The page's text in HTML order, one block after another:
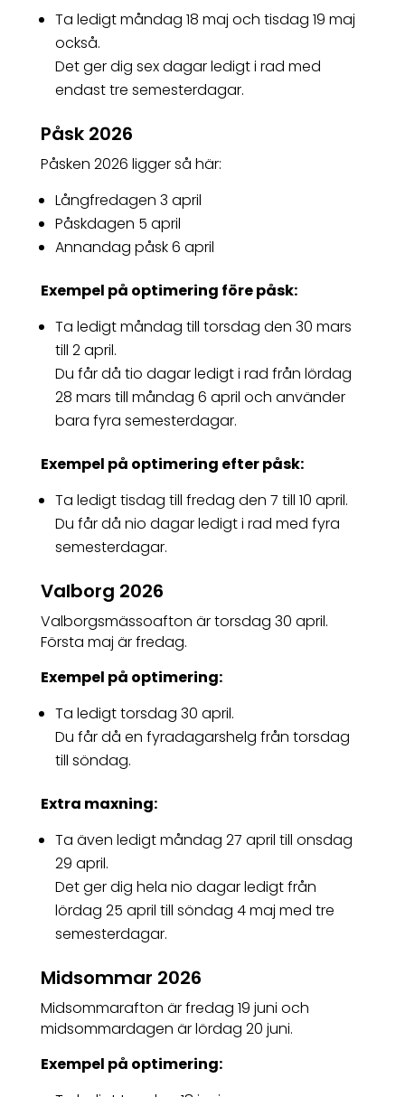
Ta ledigt måndag 18 maj och tisdag 19 maj
också.
Det ger dig sex dagar ledigt i rad med
endast tre semesterdagar.
Påsk 2026
Påsken 2026 ligger så här:
Långfredagen 3 april
Påskdagen 5 april
Annandag påsk 6 april
Exempel på optimering före påsk:
Ta ledigt måndag till torsdag den 30 mars
till 2 april.
Du får då tio dagar ledigt i rad från lördag
28 mars till måndag 6 april och använder
bara fyra semesterdagar.
Exempel på optimering efter påsk:
Ta ledigt tisdag till fredag den 7 till 10 april.
Du får då nio dagar ledigt i rad med fyra
semesterdagar.
Valborg 2026
Valborgsmässoafton är torsdag 30 april.
Första maj är fredag.
Exempel på optimering:
Ta ledigt torsdag 30 april.
Du får då en fyradagarshelg från torsdag
till söndag.
Extra maxning:
Ta även ledigt måndag 27 april till onsdag
29 april.
Det ger dig hela nio dagar ledigt från
lördag 25 april till söndag 4 maj med tre
semesterdagar.
Midsommar 2026
Midsommarafton är fredag 19 juni och
midsommardagen är lördag 20 juni.
Exempel på optimering: